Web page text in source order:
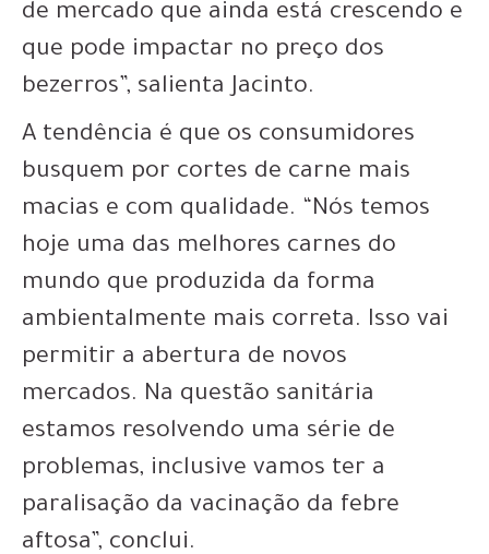
de mercado que ainda está crescendo e
que pode impactar no preço dos
bezerros”, salienta Jacinto.
A tendência é que os consumidores
busquem por cortes de carne mais
macias e com qualidade. “Nós temos
hoje uma das melhores carnes do
mundo que produzida da forma
ambientalmente mais correta. Isso vai
permitir a abertura de novos
mercados. Na questão sanitária
estamos resolvendo uma série de
problemas, inclusive vamos ter a
paralisação da vacinação da febre
aftosa”, conclui.